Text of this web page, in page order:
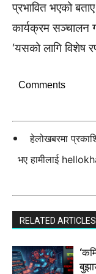
प्रभावित भएको
कार्यक्रम सञ्चालन
‘यसको लागि विशेष
Comments
हेलोखबरमा
भए हामीलाई
RELATED ARTICLES